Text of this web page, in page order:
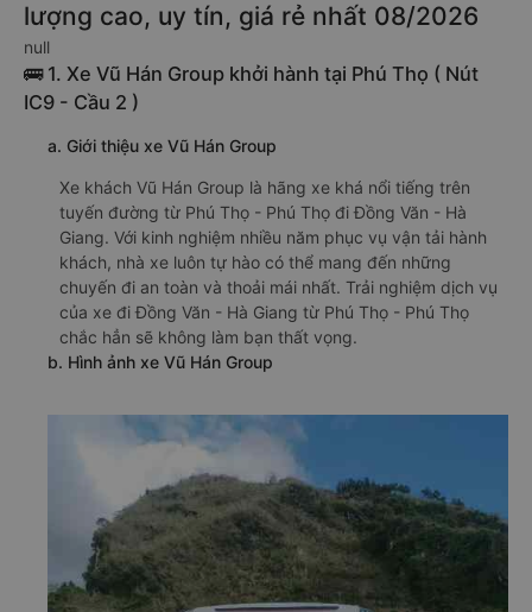
lượng cao, uy tín, giá rẻ nhất 08/2026
null
🚌 1. Xe Vũ Hán Group khởi hành tại Phú Thọ ( Nút
IC9 - Cầu 2 )
a. Giới thiệu xe Vũ Hán Group
Xe khách Vũ Hán Group là hãng xe khá nổi tiếng trên
tuyến đường từ Phú Thọ - Phú Thọ đi Đồng Văn - Hà
Giang. Với kinh nghiệm nhiều năm phục vụ vận tải hành
khách, nhà xe luôn tự hào có thể mang đến những
chuyến đi an toàn và thoải mái nhất. Trải nghiệm dịch vụ
của xe đi Đồng Văn - Hà Giang từ Phú Thọ - Phú Thọ
chắc hẳn sẽ không làm bạn thất vọng.
b. Hình ảnh xe Vũ Hán Group